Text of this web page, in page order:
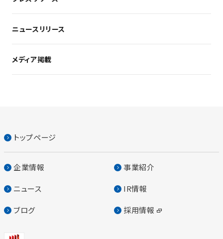
ニュースリリース
メディア掲載
トップページ
企業情報 事業紹介
ニュース IR情報
ブログ 採用情報